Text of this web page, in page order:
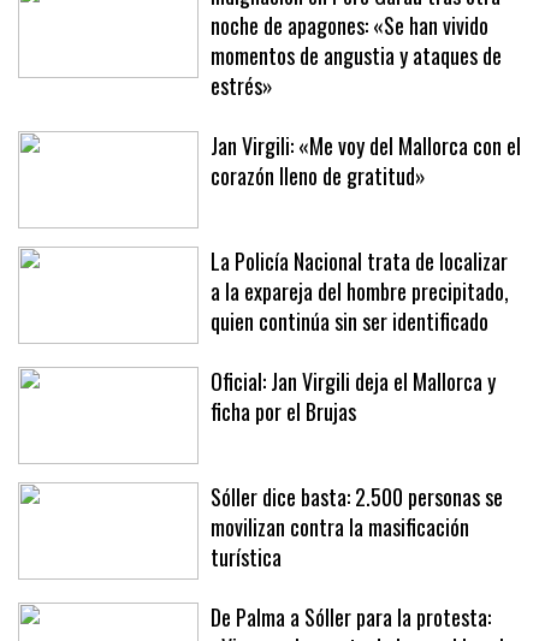
Indignación en Pere Garau tras otra
noche de apagones: «Se han vivido
momentos de angustia y ataques de
estrés»
Jan Virgili: «Me voy del Mallorca con el
La Policía Nacional trata de localizar
a la expareja del hombre precipitado,
quien continúa sin ser identificado
Oficial: Jan Virgili deja el Mallorca y
Sóller dice basta: 2.500 personas se
movilizan contra la masificación
turística